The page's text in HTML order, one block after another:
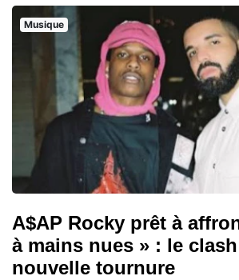
Musique
A$AP Rocky prêt à
à mains nues » : le
nouvelle tournure